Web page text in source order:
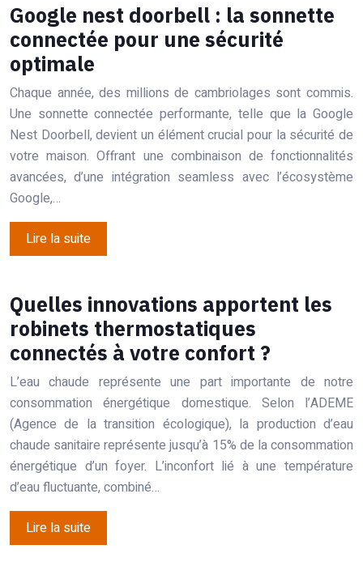
Google nest doorbell : la sonnette
connectée pour une sécurité
optimale
Chaque année, des millions de cambriolages sont commis.
Une sonnette connectée performante, telle que la Google
Nest Doorbell, devient un élément crucial pour la sécurité de
votre maison. Offrant une combinaison de fonctionnalités
avancées, d’une intégration seamless avec l’écosystème
Google,…
Lire la suite
Quelles innovations apportent les
robinets thermostatiques
connectés à votre confort ?
L’eau chaude représente une part importante de notre
consommation énergétique domestique. Selon l’ADEME
(Agence de la transition écologique), la production d’eau
chaude sanitaire représente jusqu’à 15% de la consommation
énergétique d’un foyer. L’inconfort lié à une température
d’eau fluctuante, combiné…
Lire la suite